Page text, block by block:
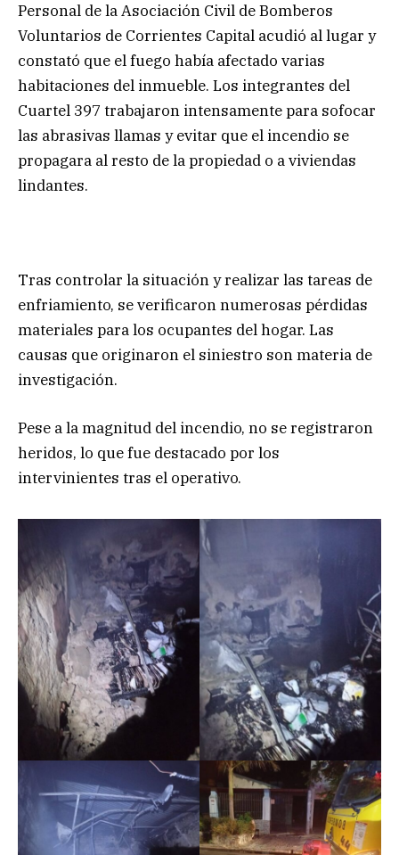
Personal de la Asociación Civil de Bomberos
Voluntarios de Corrientes Capital acudió al lugar y
constató que el fuego había afectado varias
habitaciones del inmueble. Los integrantes del
Cuartel 397 trabajaron intensamente para sofocar
las abrasivas llamas y evitar que el incendio se
propagara al resto de la propiedad o a viviendas
lindantes.
Tras controlar la situación y realizar las tareas de
enfriamiento, se verificaron numerosas pérdidas
materiales para los ocupantes del hogar. Las
causas que originaron el siniestro son materia de
investigación.
Pese a la magnitud del incendio, no se registraron
heridos, lo que fue destacado por los
intervinientes tras el operativo.